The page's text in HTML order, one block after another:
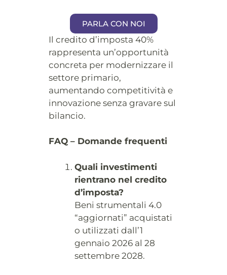
PARLA CON NOI
Il credito d’imposta 40%
rappresenta un’opportunità
concreta per modernizzare il
settore primario,
aumentando competitività e
innovazione senza gravare sul
bilancio.
FAQ – Domande frequenti
Quali investimenti
rientrano nel credito
d’imposta?
Beni strumentali 4.0
“aggiornati” acquistati
o utilizzati dall’1
gennaio 2026 al 28
settembre 2028.